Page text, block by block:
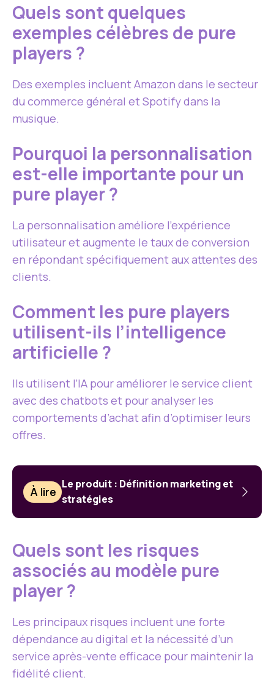
Quels sont quelques
exemples célèbres de pure
players ?
Des exemples incluent Amazon dans le secteur
du commerce général et Spotify dans la
musique.
Pourquoi la personnalisation
est-elle importante pour un
pure player ?
La personnalisation améliore l’expérience
utilisateur et augmente le taux de conversion
en répondant spécifiquement aux attentes des
clients.
Comment les pure players
utilisent-ils l’intelligence
artificielle ?
Ils utilisent l’IA pour améliorer le service client
avec des chatbots et pour analyser les
comportements d’achat afin d’optimiser leurs
offres.
À lire
Le produit : Définition marketing et
stratégies
Quels sont les risques
associés au modèle pure
player ?
Les principaux risques incluent une forte
dépendance au digital et la nécessité d’un
service après-vente efficace pour maintenir la
fidélité client.